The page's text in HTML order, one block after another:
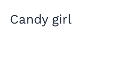
Candy girl